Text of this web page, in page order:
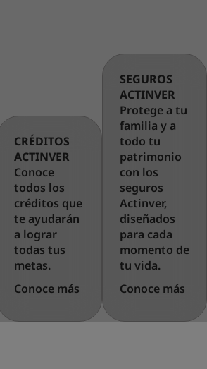
CRÉDITOS
ACTINVER
Conoce
todos los
créditos que
te ayudarán
a lograr
todas tus
metas.
Conoce más
SEGUROS
ACTINVER
Protege a tu
familia y a
todo tu
patrimonio
con los
seguros
Actinver,
diseñados
para cada
momento de
tu vida.
Conoce más